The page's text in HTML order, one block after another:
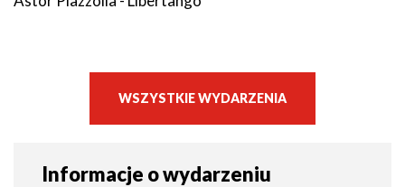
WSZYSTKIE WYDARZENIA
Informacje o wydarzeniu